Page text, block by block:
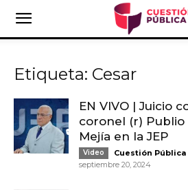
Etiqueta: Cesar
EN VIVO | Juicio
coronel (r) Publio
Mejía en la JEP
Video Cuestión Pública
septiembre 20, 2024